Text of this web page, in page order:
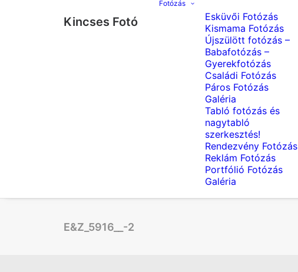
Kincses Fotó
Fotózás
Esküvői Fotózás
Kismama Fotózás
Újszülött fotózás –
Babafotózás –
Gyerekfotózás
Családi Fotózás
Páros Fotózás
Galéria
Tabló fotózás és
nagytabló
szerkesztés!
Rendezvény Fotózás
Reklám Fotózás
Portfólió Fotózás
Galéria
E&Z_5916__-2